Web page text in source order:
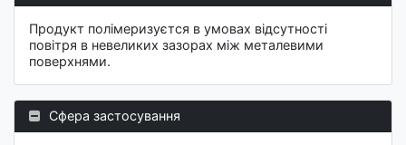
Продукт полімеризуєтся в умовах відсутності
повітря в невеликих зазорах між металевими
поверхнями.
Сфера застосування